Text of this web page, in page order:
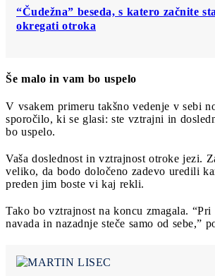
“Čudežna” beseda, s katero začnite
okregati otroka
Še malo in vam bo uspelo
V vsakem primeru takšno vedenje v sebi
sporočilo, ki se glasi: ste vztrajni in
bo uspelo.
Vaša doslednost in vztrajnost otroke jezi.
veliko, da bodo določeno zadevo uredili
preden jim boste vi kaj rekli.
Tako bo vztrajnost na koncu zmagala.
navada in nazadnje steče samo od sebe,”